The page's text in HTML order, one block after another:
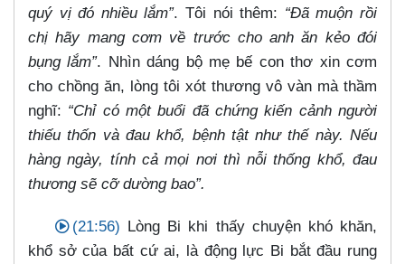
quý vị đó nhiều lắm”. Tôi nói thêm: “Đã muộn rồi
chị hãy mang cơm về trước cho anh ăn kẻo đói
bụng lắm”. Nhìn dáng bộ mẹ bế con thơ xin cơm
cho chồng ăn, lòng tôi xót thương vô vàn mà thầm
nghĩ: “Chỉ có một buổi đã chứng kiến cảnh người
thiếu thốn và đau khổ, bệnh tật như thế này. Nếu
hàng ngày, tính cả mọi nơi thì nỗi thống khổ, đau
thương sẽ cỡ dường bao”.
(21:56) Lòng Bi khi thấy chuyện khó khăn,
khổ sở của bất cứ ai, là động lực Bi bắt đầu rung